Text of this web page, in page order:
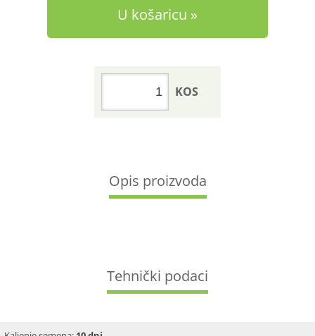
U košaricu
KOS
Opis proizvoda
Tehnički podaci